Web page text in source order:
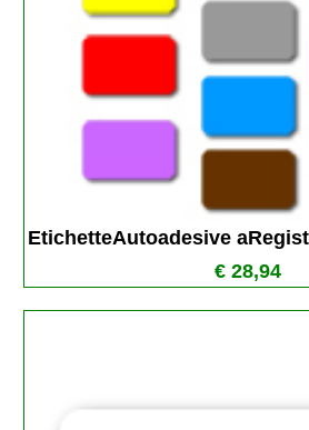
EtichetteAutoadesive
€ 28,94